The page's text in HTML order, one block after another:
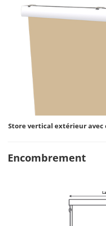
Store vertical extérieur
Encombrement